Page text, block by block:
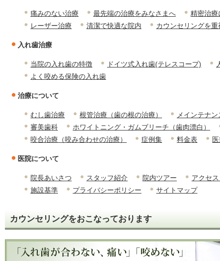
痛みのない治療 最先端の治療をみなさまへ
精密治療
レーザー治療
清潔で快適な院内 カウンセリングを重
入れ歯治療
当院の入れ歯の特徴 ドイツ式入れ歯(テレスコープ)
よく咬める保険の入れ歯
治療について
むし歯治療 根管治療（歯の根の治療）
メインテナ
審美歯科
ホワイトニング・ガムブリーチ（歯肉漂白）
咬合治療（咬み合わせの治療）
症例集 料金表
医院について
院長あいさつ スタッフ紹介 院内ツアー
アクセ
施設基準
プライバシーポリシー サイトマップ
カウンセリングをおこなっております